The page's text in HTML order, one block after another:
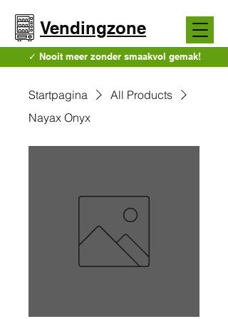
✓ Nooit meer zonder smaakvol gemak!
Vendingzone
Startpagina
All Products
Nayax Onyx